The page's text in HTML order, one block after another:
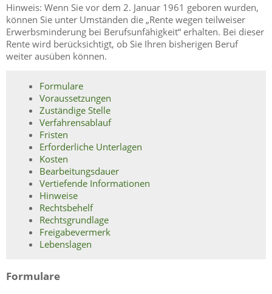
Hinweis: Wenn Sie vor dem 2. Januar 1961 geboren wurden,
können Sie unter Umständen die „Rente wegen teilweiser
Erwerbsminderung bei Berufsunfähigkeit“ erhalten. Bei dieser
Rente wird berücksichtigt, ob Sie Ihren bisherigen Beruf
weiter ausüben können.
Formulare
Voraussetzungen
Zuständige Stelle
Verfahrensablauf
Fristen
Erforderliche Unterlagen
Kosten
Bearbeitungsdauer
Vertiefende Informationen
Hinweise
Rechtsbehelf
Rechtsgrundlage
Freigabevermerk
Lebenslagen
Formulare